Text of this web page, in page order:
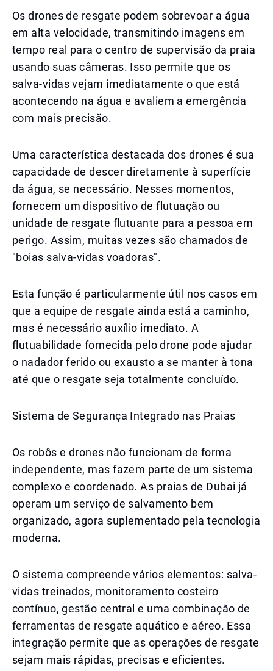
Os drones de resgate podem sobrevoar a água
em alta velocidade, transmitindo imagens em
tempo real para o centro de supervisão da praia
usando suas câmeras. Isso permite que os
salva-vidas vejam imediatamente o que está
acontecendo na água e avaliem a emergência
com mais precisão.
Uma característica destacada dos drones é sua
capacidade de descer diretamente à superfície
da água, se necessário. Nesses momentos,
fornecem um dispositivo de flutuação ou
unidade de resgate flutuante para a pessoa em
perigo. Assim, muitas vezes são chamados de
"boias salva-vidas voadoras".
Esta função é particularmente útil nos casos em
que a equipe de resgate ainda está a caminho,
mas é necessário auxílio imediato. A
flutuabilidade fornecida pelo drone pode ajudar
o nadador ferido ou exausto a se manter à tona
até que o resgate seja totalmente concluído.
Sistema de Segurança Integrado nas Praias
Os robôs e drones não funcionam de forma
independente, mas fazem parte de um sistema
complexo e coordenado. As praias de Dubai já
operam um serviço de salvamento bem
organizado, agora suplementado pela tecnologia
moderna.
O sistema compreende vários elementos: salva-
vidas treinados, monitoramento costeiro
contínuo, gestão central e uma combinação de
ferramentas de resgate aquático e aéreo. Essa
integração permite que as operações de resgate
sejam mais rápidas, precisas e eficientes.